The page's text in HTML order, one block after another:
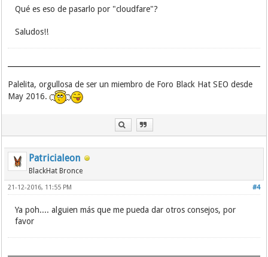
Qué es eso de pasarlo por "cloudfare"?
Saludos!!
Palelita, orgullosa de ser un miembro de Foro Black Hat SEO desde
May 2016.
Patricialeon
BlackHat Bronce
#4
21-12-2016, 11:55 PM
Ya poh.... alguien más que me pueda dar otros consejos, por
favor